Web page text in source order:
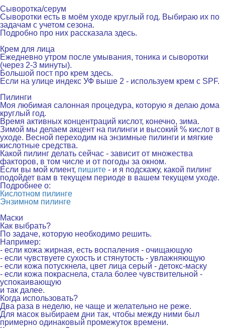
Сыворотка/серум
Сыворотки есть в моём уходе круглый год. Выбираю их по
задачам с учетом сезона.
Подробно про них рассказала здесь.
Крем для лица
Ежедневно утром после умывания, тоника и сыворотки
(через 2-3 минуты).
Большой пост про крем здесь.
Если на улице индекс УФ выше 2 - используем крем с SPF.
Пилинги
Моя любимая салонная процедура, которую я делаю дома
круглый год.
Время активных концентраций кислот, конечно, зима.
Зимой мы делаем акцент на пилинги и высокий % кислот в
уходе. Весной переходим на энзимные пилинги и мягкие
кислотные средства.
Какой пилинг делать сейчас - зависит от множества
факторов, в том числе и от погоды за окном.
Если вы мой клиент, пишите - и я подскажу, какой пилинг
подойдет вам в текущем периоде в вашем текущем уходе.
Подробнее о:
Кислотном пилинге
Энзимном пилинге
Маски
Как выбрать?
По задаче, которую необходимо решить.
Например:
- если кожа жирная, есть воспаления - очищающую
- если чувствуете сухость и стянутость - увлажняющую
- если кожа потускнела, цвет лица серый - детокс-маску
- если кожа покраснела, стала более чувствительной -
успокаивающую
и так далее.
Когда использовать?
Два раза в неделю, не чаще и желательно не реже.
Для масок выбираем дни так, чтобы между ними был
примерно одинаковый промежуток времени.